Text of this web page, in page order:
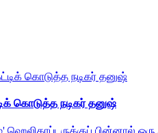
கொடுத்த நடிகர் தனுஷ்